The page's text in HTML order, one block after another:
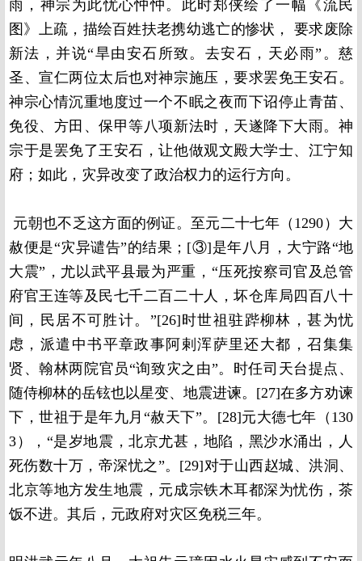
雨，神宗为此忧心忡忡。此时郑侠绘了一幅《流民
图》上疏，描绘百姓扶老携幼逃亡的惨状， 要求废除
新法，并说“旱由安石所致。去安石，天必雨”。慈
圣、宣仁两位太后也对神宗施压，要求罢免王安石。
神宗心情沉重地度过一个不眠之夜而下诏停止青苗、
免役、方田、保甲等八项新法时，天遂降下大雨。神
宗于是罢免了王安石，让他做观文殿大学士、江宁知
府；如此，灾异改变了政治权力的运行方向。
元朝也不乏这方面的例证。至元二十七年（1290）大
赦便是“灾异谴告”的结果；[③]是年八月，大宁路“地
大震”，尤以武平县最为严重，“压死按察司官及总管
府官王连等及民七千二百二十人，坏仓库局四百八十
间，民居不可胜计。”[26]时世祖驻跸柳林，甚为忧
虑，派遣中书平章政事阿剌浑萨里还大都，召集集
贤、翰林两院官员“询致灾之由”。时任司天台提点、
随侍柳林的岳铉也以星变、地震进谏。[27]在多方劝谏
下，世祖于是年九月“赦天下”。[28]元大德七年（130
3），“是岁地震，北京尤甚，地陷，黑沙水涌出，人
死伤数十万，帝深忧之”。[29]对于山西赵城、洪洞、
北京等地方发生地震，元成宗铁木耳都深为忧伤，茶
饭不进。其后，元政府对灾区免税三年。